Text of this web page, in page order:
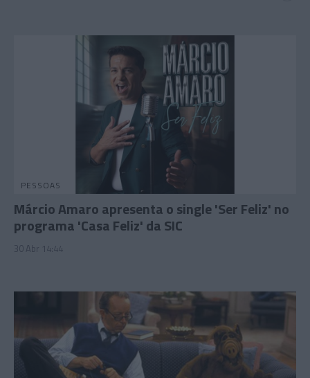
PESSOAS
Márcio Amaro apresenta o single 'Ser Feliz' no
programa 'Casa Feliz' da SIC
30 Abr 14:44